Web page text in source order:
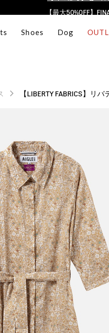
【最大50%OFF】
AIGLE CLUB ポイント
AIGLE CLUB ポイン
Shoes Dog
【LIBERTY FABRICS】リ